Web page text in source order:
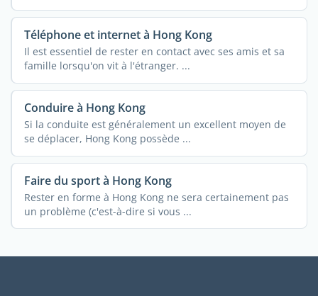
Téléphone et internet à Hong Kong
Il est essentiel de rester en contact avec ses amis et sa
famille lorsqu'on vit à l'étranger. ...
Conduire à Hong Kong
Si la conduite est généralement un excellent moyen de
se déplacer, Hong Kong possède ...
Faire du sport à Hong Kong
Rester en forme à Hong Kong ne sera certainement pas
un problème (c'est-à-dire si vous ...